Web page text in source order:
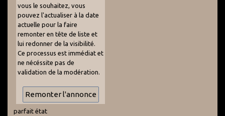
vous le souhaitez, vous
pouvez l'actualiser à la date
actuelle pour la faire
remonter en tête de liste et
lui redonner de la visibilité.
Ce processus est immédiat et
ne nécéssite pas de
validation de la modération.
parfait état